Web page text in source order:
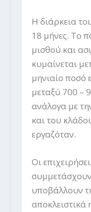
Η διάρκεια
18 μήνες. Το
μισθού και
κυμαίνεται
μηνιαίο ποσό
μεταξύ 700 –
ανάλογα με
και του
εργαζόταν.
Οι
υποβάλλουν
αποκλειστικά